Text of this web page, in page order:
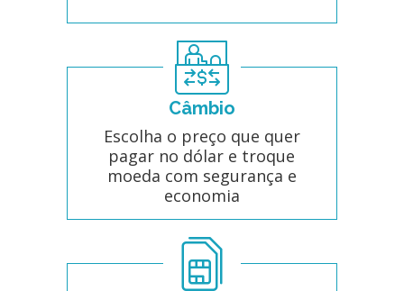
Câmbio
Escolha o preço que quer
pagar no dólar e troque
moeda com segurança e
economia